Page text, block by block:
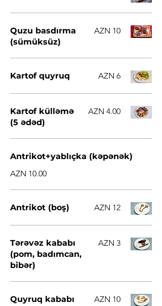
Quzu basdırma
(sümüksüz)
AZN 10
Kartof quyruq AZN 6
Kartof külləmə
(5 ədəd)
AZN 4.00
Antrikot+yablıçka (kəpənək)
AZN 10.00
Antrikot (boş) AZN 12
Tərəvəz kababı
(pom, badımcan,
bibər)
AZN 3
Quyruq kababı AZN 10